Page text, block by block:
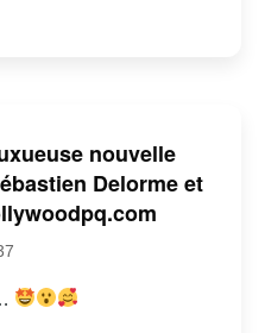
nouvelle
Delorme et